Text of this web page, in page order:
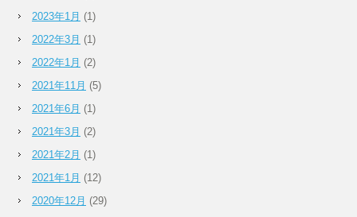
2023年1月 (1)
2022年3月 (1)
2022年1月 (2)
2021年11月 (5)
2021年6月 (1)
2021年3月 (2)
2021年2月 (1)
2021年1月 (12)
2020年12月 (29)